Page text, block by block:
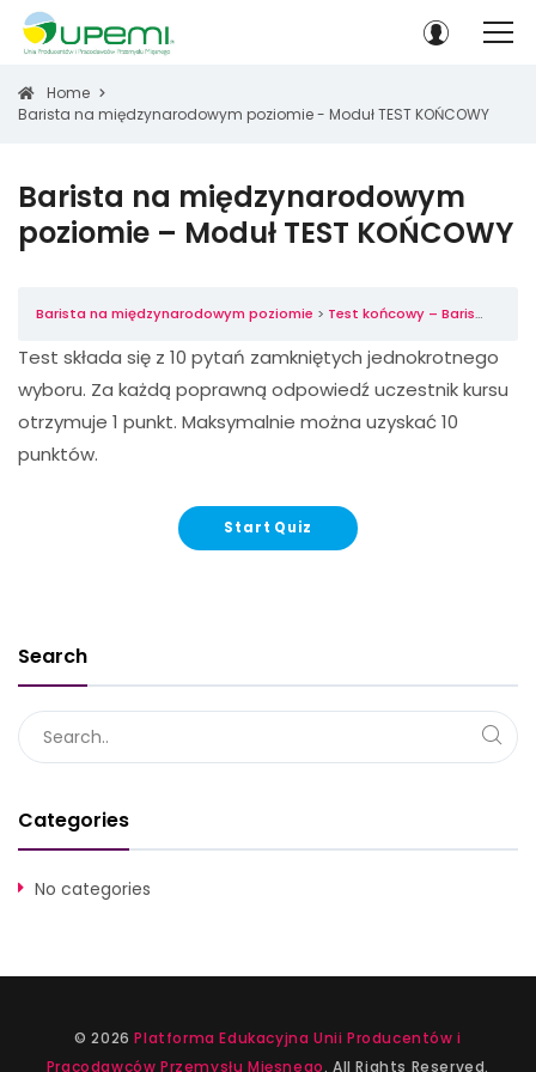
Home
Barista na międzynarodowym poziomie - Moduł TEST KOŃCOWY
Barista na międzynarodowym
poziomie – Moduł TEST KOŃCOWY
Barista na międzynarodowym poziomie Test końcowy – Barista na międzynarodowym poziomie
Test składa się z 10 pytań zamkniętych jednokrotnego
wyboru. Za każdą poprawną odpowiedź uczestnik kursu
otrzymuje 1 punkt. Maksymalnie można uzyskać 10
punktów.
Search
Categories
No categories
© 2026Platforma Edukacyjna Unii Producentów i
Pracodawców Przemysłu Mięsnego. All Rights Reserved.